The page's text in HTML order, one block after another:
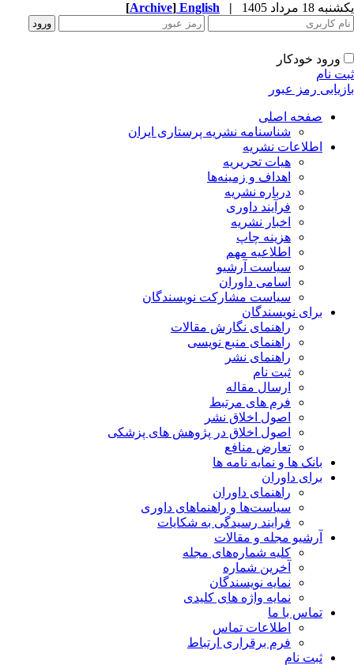
18 مرداد 1405 |
English
[Archive]
ورود خودکار
نام
رمز عبور
صفحه اصلی
شناسنامه نشریه پرستاری ایران
اطلاعات نشریه
هیات تحریریه
اهداف و زمینه‌ها
درباره نشریه
فرآیند داوری
اخبار نشریه
هزینه چاپ
اطلاعیه مهم
سیاست آرشیو
اسامی داوران
سیاست مشارکت نویسندگان
برای نویسندگان
راهنمای نگارش مقالات
راهنمای منبع نویسی
راهنمای نشر
ثبت نام
ارسال مقاله
فرم های مرتبط
اصول اخلاق نشر
اصول اخلاق در پژوهش های پزشکی
تعارض منافع
بانک ها و نمایه نامه ها
برای داوران
راهنمای داوران
سیاست‌ها و راهنماهای داوری
فرایند رسیدگی به شکایات
آرشیو مجله و مقالات
کلیه شماره‌های مجله
آخرین شماره
نمایه نویسندگان
نمایه واژه های کلیدی
تماس با ما
اطلاعات تماس
فرم برقراری ارتباط
ثبت نام